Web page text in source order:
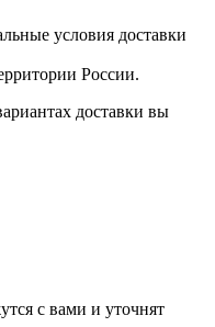
условия доставки
России.
доставки вы
с вами и уточнят